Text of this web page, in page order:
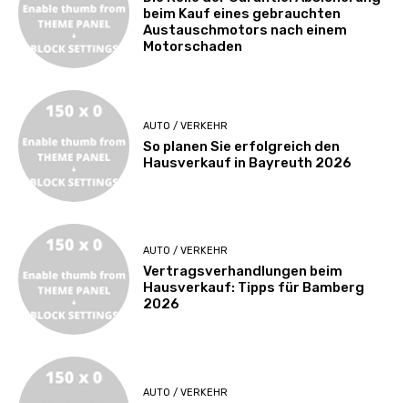
beim Kauf eines gebrauchten
Austauschmotors nach einem
Motorschaden
AUTO / VERKEHR
So planen Sie erfolgreich den
Hausverkauf in Bayreuth 2026
AUTO / VERKEHR
Vertragsverhandlungen beim
Hausverkauf: Tipps für Bamberg
2026
AUTO / VERKEHR